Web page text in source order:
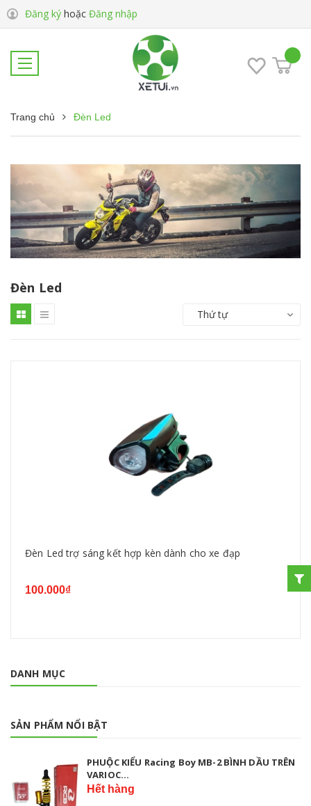
Đăng ký hoặc Đăng nhập
Trang chủ Đèn Led
Đèn Led
Thứ tự
Đèn Led trợ sáng kết hợp kèn dành cho xe đạp
100.000₫
DANH MỤC
SẢN PHẨM NỔI BẬT
PHUỘC KIỂU Racing Boy MB-2 BÌNH DẦU TRÊN
VARIOC...
Hết hàng